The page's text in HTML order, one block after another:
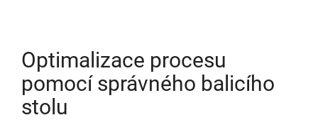
Optimalizace procesu
pomocí správného balicího
stolu